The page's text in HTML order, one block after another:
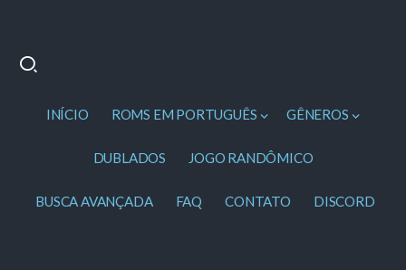
INÍCIO ROMS EM PORTUGUÊS GÊNEROS
DUBLADOS JOGO RANDÔMICO
BUSCA AVANÇADA FAQ CONTATO DISCORD